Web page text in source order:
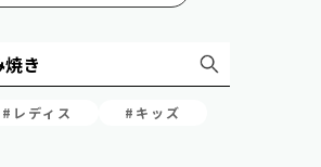
#レディス
#キッズ